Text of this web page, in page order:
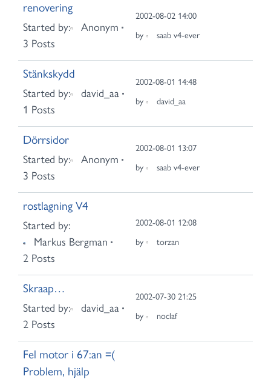
renovering
Started by:
Anonym
3 Posts
2002-08-02 14:00
by
saab v4-ever
Stänkskydd
Started by:
david_aa
1 Posts
2002-08-01 14:48
by
david_aa
Dörrsidor
Started by:
Anonym
3 Posts
2002-08-01 13:07
by
saab v4-ever
rostlagning V4
Started by:
Markus Bergman
2 Posts
2002-08-01 12:08
by
torzan
Skraap…
Started by:
david_aa
2 Posts
2002-07-30 21:25
by
noclaf
Fel motor i 67:an =(
Problem, hjälp